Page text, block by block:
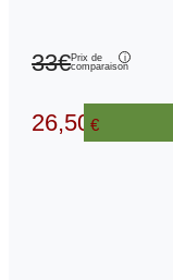
33€Prix de
comparaison
26,50€